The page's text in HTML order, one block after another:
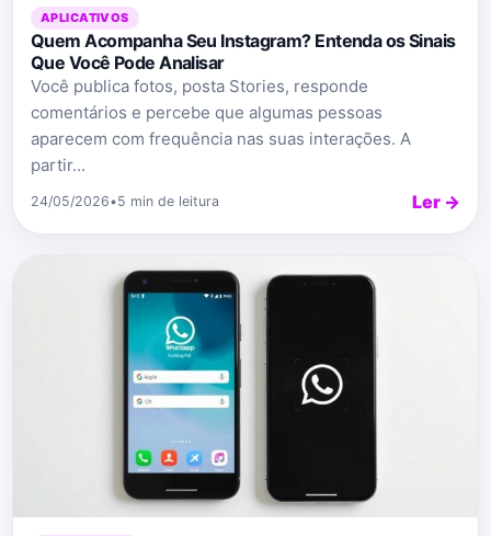
APLICATIVOS
Quem Acompanha Seu Instagram? Entenda os Sinais
Que Você Pode Analisar
Você publica fotos, posta Stories, responde
comentários e percebe que algumas pessoas
aparecem com frequência nas suas interações. A
partir...
24/05/2026•5 min de leitura Ler →